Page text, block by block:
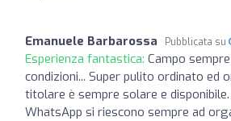
Emanuele Barbarossa Pubblicata su
Esperienza fantastica: Campo
condizioni... Super pulito ordinato ed
titolare è sempre solare e
WhatsApp si riescono sempre ad